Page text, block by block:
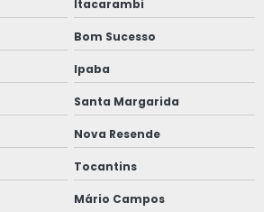
gfsi
de desempenho
14001
17025
9001
Itacarambi
Bom Sucesso
Ipaba
Santa Margarida
Nova Resende
Tocantins
Mário Campos